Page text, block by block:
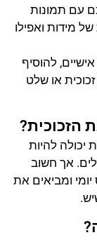
עם תמונות
מידות ואפילו
להוסיף
או שלט
הזכוכית?
יכולה להיות
אך חשוב
ומביאים את